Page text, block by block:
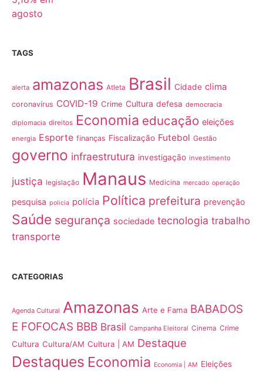
TAGS
alerta amazonas Atleta Brasil Cidade clima
coronavírus COVID-19 Crime Cultura defesa democracia
diplomacia direitos Economia educação eleições
energia Esporte finanças Fiscalização Futebol Gestão
governo infraestrutura investigação investimento
justiça legislação Manaus Medicina mercado operação
pesquisa policia polícia Política prefeitura prevenção
Saúde segurança sociedade tecnologia trabalho
transporte
CATEGORIAS
Agenda Cultural Amazonas Arte e Fama BABADOS
E FOFOCAS BBB Brasil Campanha Eleitoral Cinema Crime
Cultura Cultura/AM Cultura | AM Destaque
Destaques Economia Economia | AM Eleições